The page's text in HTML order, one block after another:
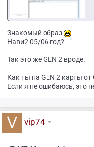
Знакомый образ
Нави2 05/06 год?
Так это же GEN 2 вроде.
Как ты на GEN 2 карты от
Если я не ошибаюсь, это
vip74